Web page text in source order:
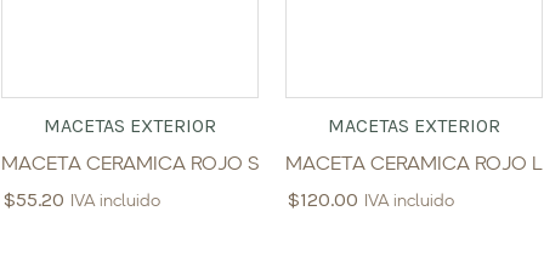
MACETAS EXTERIOR
MACETA CERAMICA ROJO S
$55.20 IVA incluido
MACETAS EXTERIOR
MACETA CERAMICA ROJO L
$120.00 IVA incluido